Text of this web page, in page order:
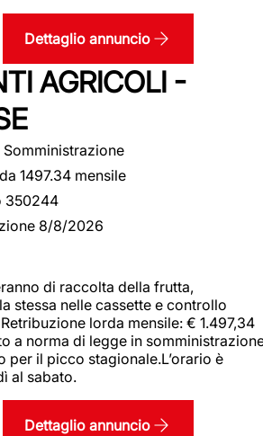
Dettaglio annuncio
AGRICOLI -
Somministrazione
1497.34 mensile
350244
8/8/2026
di raccolta della frutta,
stessa nelle cassette e controllo
lorda mensile: € 1.497,34
a norma di legge in
per il picco stagionale.L’orario è
al sabato.
Dettaglio annuncio